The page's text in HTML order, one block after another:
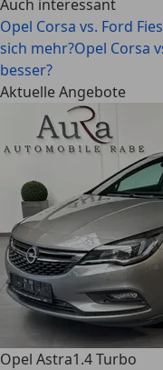
Auch interessant
Opel Corsa vs. Ford
sich mehr?Opel Corsa
besser?
Aktuelle Angebote
Opel Astra1.4 Turbo